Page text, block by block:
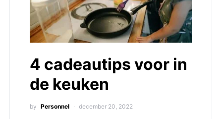
4 cadeautips voor in
de keuken
by Personnel december 20, 2022